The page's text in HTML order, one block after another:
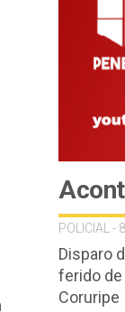
POLICIAL -
Disparo
ferido de
Coruripe